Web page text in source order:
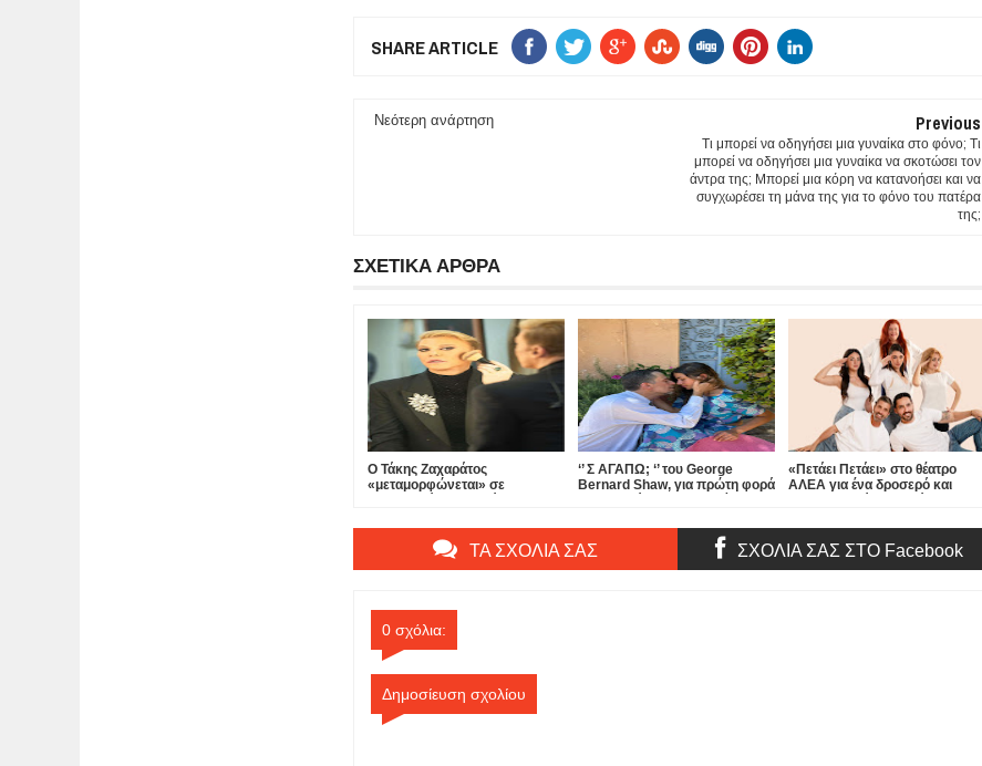
SHARE ARTICLE
Νεότερη ανάρτηση Previous
Τι μπορεί να οδηγήσει μια γυναίκα στο φόνο; Τι
μπορεί να οδηγήσει μια γυναίκα να σκοτώσει τον
άντρα της; Μπορεί μια κόρη να κατανοήσει και να
συγχωρέσει τη μάνα της για το φόνο του πατέρα
της;
ΣΧΕΤΙΚΑ ΑΡΘΡΑ
Ο Τάκης Ζαχαράτος
«μεταμορφώνεται» σε
‘’ Σ ΑΓΑΠΩ; ‘’ του George
Bernard Shaw, για πρώτη φορά
«Πετάει Πετάει» στο θέατρο
ΑΛΕΑ για ένα δροσερό και
ΤΑ ΣΧΟΛΙΑ ΣΑΣ ΣΧΟΛΙΑ ΣΑΣ ΣΤΟ Facebook
0 σχόλια:
Δημοσίευση σχολίου